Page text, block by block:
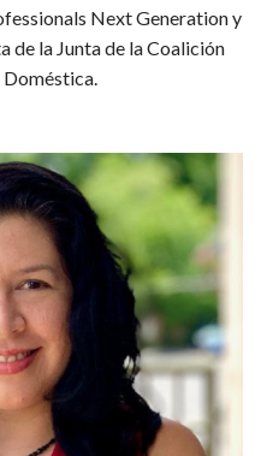
Next Generation y
de la Junta de la Coalición